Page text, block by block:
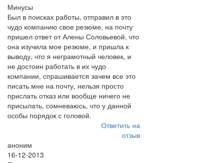
Минусы
Был в поисках работы, отправил в это
чудо компанию свое резюме, на почту
пришел ответ от Алены Соловьевой, что
она изучила мое резюме, и пришла к
выводу, что я неграмотный человек, и
не достоин работать в их чудо
компании, спрашивается зачем все это
писать мне на почту, нельзя просто
прислать отказ или вообще ничего не
присылать, сомневаюсь, что у данной
особы порядок с головой.
Ответить на
отзыв
аноним
16-12-2013